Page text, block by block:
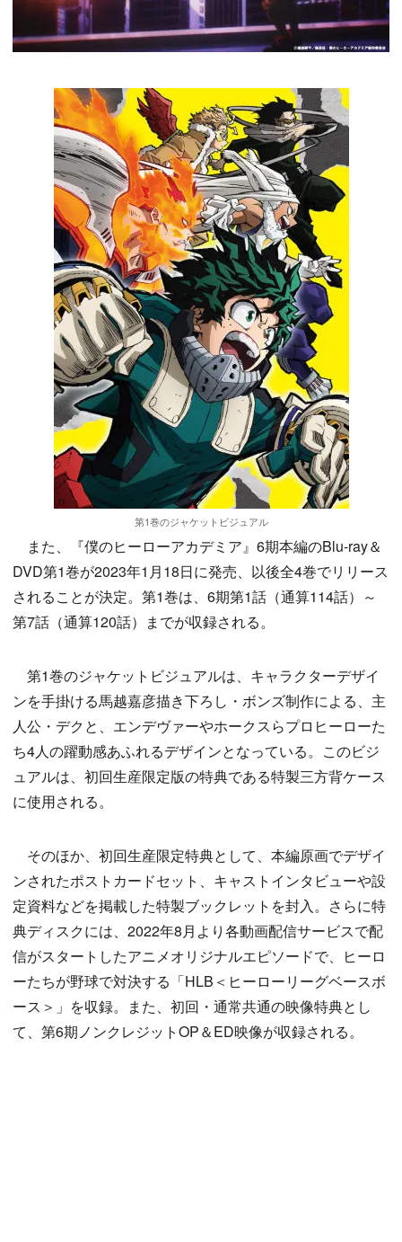
第1巻のジャケットビジュアル
また、『僕のヒーローアカデミア』6期本編のBlu-ray＆
DVD第1巻が2023年1月18日に発売、以後全4巻でリリース
されることが決定。第1巻は、6期第1話（通算114話）～
第7話（通算120話）までが収録される。
第1巻のジャケットビジュアルは、キャラクターデザイ
ンを手掛ける馬越嘉彦描き下ろし・ボンズ制作による、主
人公・デクと、エンデヴァーやホークスらプロヒーローた
ち4人の躍動感あふれるデザインとなっている。このビジ
ュアルは、初回生産限定版の特典である特製三方背ケース
に使用される。
そのほか、初回生産限定特典として、本編原画でデザイ
ンされたポストカードセット、キャストインタビューや設
定資料などを掲載した特製ブックレットを封入。さらに特
典ディスクには、2022年8月より各動画配信サービスで配
信がスタートしたアニメオリジナルエピソードで、ヒーロ
ーたちが野球で対決する「HLB＜ヒーローリーグベースボ
ース＞」を収録。また、初回・通常共通の映像特典とし
て、第6期ノンクレジットOP＆ED映像が収録される。